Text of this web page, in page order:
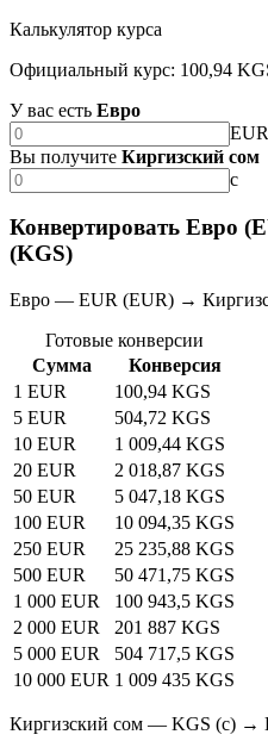
Калькулятор курса
Официальный курс: 100,94
У вас есть Евро
EUR
Вы получите Киргизский сом
с
Конвертировать Евро
(KGS)
Евро — EUR (EUR) →
Готовые конверсии
Сумма
Конверсия
1 EUR
100,94 KGS
5 EUR
504,72 KGS
10 EUR
1 009,44 KGS
20 EUR
2 018,87 KGS
50 EUR
5 047,18 KGS
100 EUR
10 094,35 KGS
250 EUR
25 235,88 KGS
500 EUR
50 471,75 KGS
1 000 EUR
100 943,5 KGS
2 000 EUR
201 887 KGS
5 000 EUR
504 717,5 KGS
10 000 EUR 1 009 435 KGS
Киргизский сом — KGS (с) →